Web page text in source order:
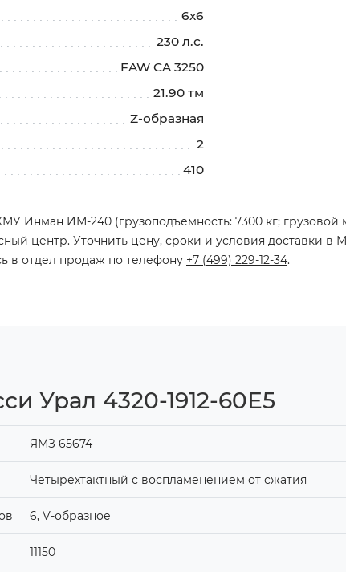
6х6
230 л.с.
FAW CA 3250
21.90 тм
Z-образная
2
410
Инман ИМ-240 (грузоподъемность: 7300 кг; грузовой
центр. Уточнить цену, сроки и условия доставки
в отдел продаж по телефону +7 (499) 229-12-34.
Урал 4320-1912-60Е5
ЯМЗ 65674
Четырехтактный с воспламенением от сжатия
6, V-образное
11150